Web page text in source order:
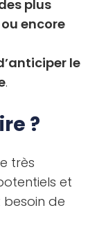
plus
encore
le
.
?
très
et
besoin de